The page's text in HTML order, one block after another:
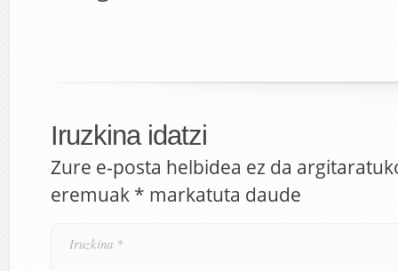
Iruzkina idatzi
Zure e-posta helbidea ez da
eremuak * markatuta daude